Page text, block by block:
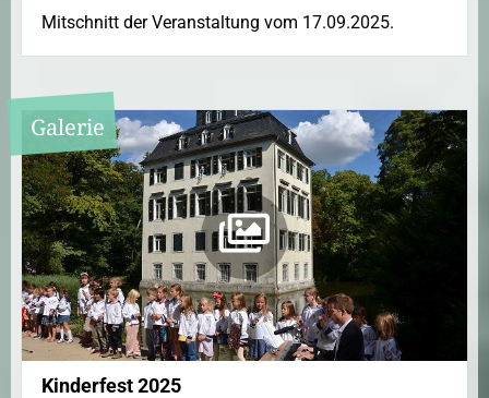
Mitschnitt der Veranstaltung vom 17.09.2025.
Galerie
Kinderfest 2025